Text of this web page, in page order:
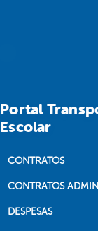
Portal
Escolar
CONTRATOS
CONTRATOS
DESPESAS